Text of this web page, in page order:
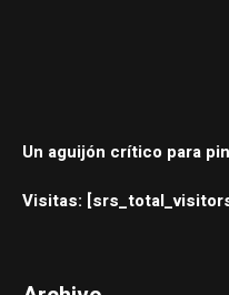
Un aguijón crítico para
Visitas: